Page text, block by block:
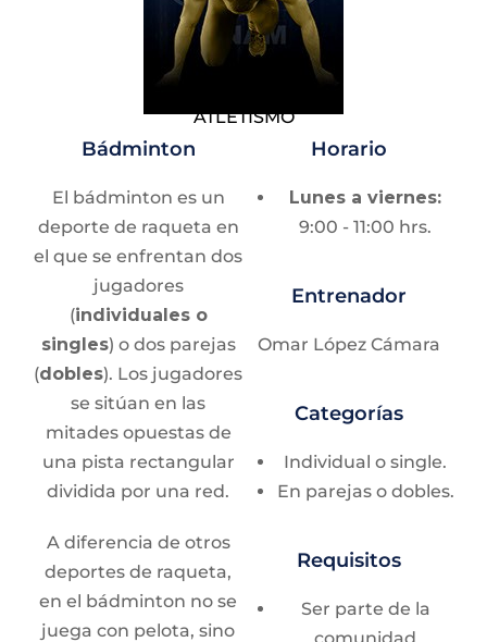
(varonil)
CONCURSOS
Bala
Jabalina
Martillo
Verticales:
Horizontales:
longitud y triple
PRUEBAS COMBINADAS
Heptatlón (femenil):
bala y 200 m) / Día 2 (longitud, jabalina y 800
m)
bala, altura y 400 m) / Día 2 (110 c/v, disco,
garrocha, jabalina y 1500 m)
ATLETISMO
Bádminton
El bádminton es un
deporte de raqueta en
el que se enfrentan dos
jugadores
(individuales o
singles) o dos parejas
(dobles). Los jugadores
se sitúan en las
mitades opuestas de
una pista rectangular
dividida por una red.
A diferencia de otros
deportes de raqueta,
en el bádminton no se
juega con pelota, sino
Horario
Lunes a viernes:
9:00 - 11:00 hrs.
Entrenador
Omar López Cámara
Categorías
Individual o single.
En parejas o dobles.
Requisitos
Ser parte de la